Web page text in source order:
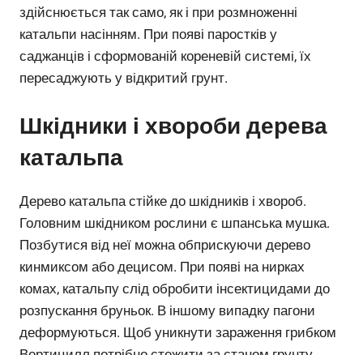
здійснюється так само, як і при розмноженні
катальпи насінням. При появі паростків у
саджанців і сформованій кореневій системі, їх
пересаджують у відкритий грунт.
Шкідники і хвороби дерева
катальпа
Дерево катальпа стійке до шкідників і хвороб.
Головним шкідником рослини є шпанська мушка.
Позбутися від неї можна обприскуючи дерево
кинмиксом або децисом. При появі на нирках
комах, катальпу слід обробити інсектицидами до
розпускання бруньок. В іншому випадку пагони
деформуються. Щоб уникнути зараження грибком